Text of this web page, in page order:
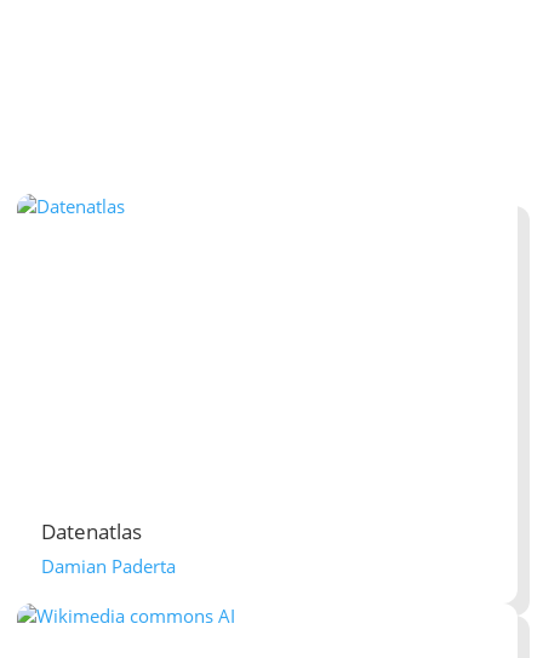
Datenatlas
Damian Paderta